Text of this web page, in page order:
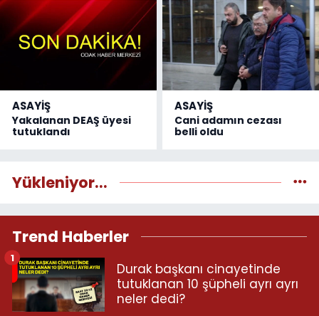
ASAYİŞ
Yakalanan DEAŞ üyesi
tutuklandı
ASAYİŞ
Cani adamın cezası
belli oldu
Yükleniyor...
Trend Haberler
Durak başkanı cinayetinde
tutuklanan 10 şüpheli ayrı ayrı
neler dedi?
1